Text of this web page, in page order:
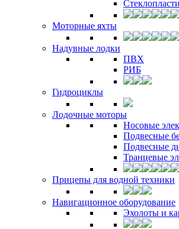
Моторные яхты
Надувные лодки
ПВХ
РИБ
Гидроциклы
Лодочные моторы
Носовые
Подвесные
Подвесные
Транцевые
Прицепы для водной техники
Навигационное оборудование
Эхолоты и